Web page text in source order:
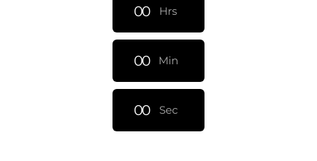
00 Hrs
00 Min
00 Sec